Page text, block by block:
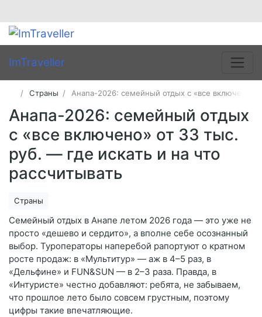
ImTraveller
Страны Анапа-2026: семейный отдых с «все включено»
Анапа-2026: семейный отдых
с «все включено» от 33 тыс.
руб. — где искать и на что
рассчитывать
Страны
Семейный отдых в Анапе летом 2026 года — это уже не
просто «дешево и сердито», а вполне себе осознанный
выбор. Туроператоры наперебой рапортуют о кратном
росте продаж: в «Мультитур» — аж в 4–5 раз, в
«Дельфине» и FUN&SUN — в 2–3 раза. Правда, в
«Интуристе» честно добавляют: ребята, не забываем,
что прошлое лето было совсем грустным, поэтому
цифры такие впечатляющие.